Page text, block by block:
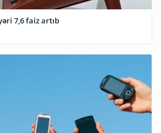
7,6 faiz artıb